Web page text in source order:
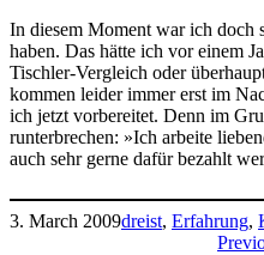
In diesem Moment war ich doch
haben. Das hätte ich vor einem
Tischler-Vergleich oder
kommen leider immer erst im
ich jetzt vorbereitet. Denn im
runterbrechen: »Ich arbeite
auch sehr gerne dafür bezahlt
3. March 2009dreist, Erfahrung,